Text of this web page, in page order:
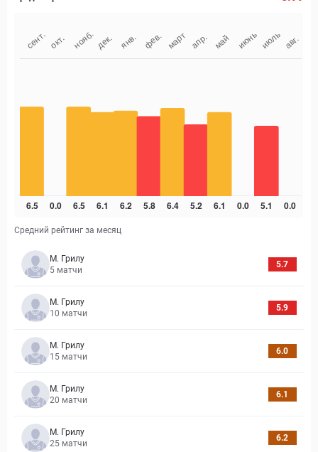
Средний рейтинг за месяц
М. Грилу
5 матчи
5.7
М. Грилу
10 матчи
5.9
М. Грилу
15 матчи
6.0
М. Грилу
20 матчи
6.1
М. Грилу
25 матчи
6.2